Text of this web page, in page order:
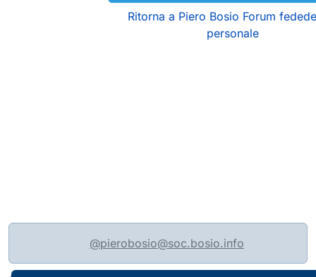
Ritorna a Piero Bosio Forum
personale
@pierobosio@soc.bosio.info